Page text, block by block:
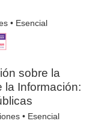
• Esencial
sobre la
la Información:
• Esencial